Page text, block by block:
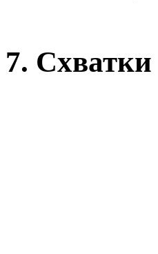
7. Схватки